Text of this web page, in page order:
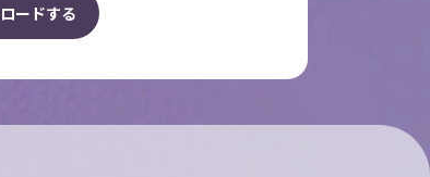
ロー ドする